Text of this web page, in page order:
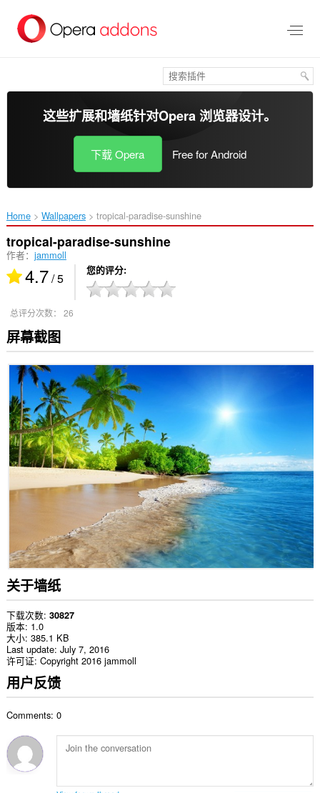
这些扩展和墙纸针对Opera 浏览器设计。
下载 Opera Free for Android
Home Wallpapers tropical-paradise-sunshine‎
tropical-paradise-sunshine
作者： jammoll
4.7/ 5 您的评分
总评分次数： 26
屏幕截图
关于墙纸
下载次数 30827
版本 1.0
大小 385.1 KB
Last update July 7, 2016
许可证 Copyright 2016 jammoll
用户反馈
Comments: 0